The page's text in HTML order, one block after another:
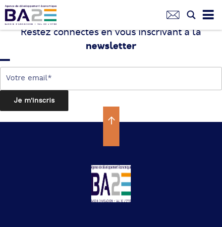
Aller
au
contenuRestez connectés en vous inscrivant à la
newsletter